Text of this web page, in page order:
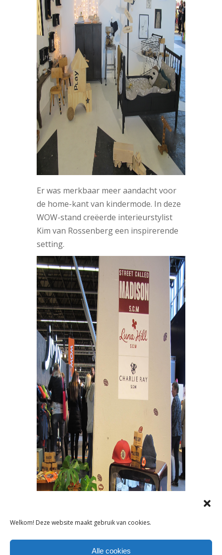
Welkom! Deze website maakt gebruik van cookies.
Alle cookies
Er was merkbaar meer aandacht voor
de home-kant van kindermode. In deze
WOW-stand creëerde interieurstylist
Kim van Rossenberg een inspirerende
setting.